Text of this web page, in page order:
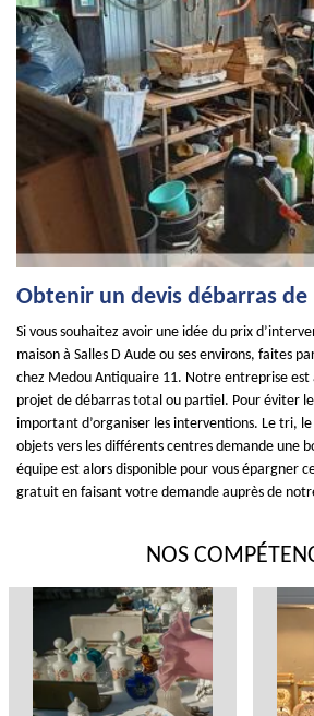
Obtenir un devis débarras de
Si vous souhaitez avoir une idée du prix
maison à Salles D Aude ou ses environs, faites
chez Medou Antiquaire 11. Notre entreprise est
projet de débarras total ou partiel. Pour éviter
important d’organiser les interventions. Le tri, le
objets vers les différents centres demande une
équipe est alors disponible pour vous épargner
gratuit en faisant votre demande auprès de
NOS